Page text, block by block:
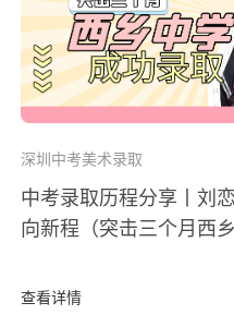
深圳中考美术录取
中考录取历程分享丨刘
向新程（突击三个月西
查看详情